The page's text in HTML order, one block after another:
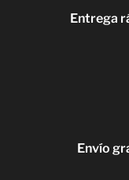
Entrega
Envío